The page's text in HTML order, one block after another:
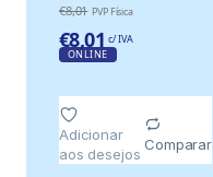
€8,01 PVP Física
€8,01 c/ IVA
ONLINE
Adicionar
aos desejos
Comparar